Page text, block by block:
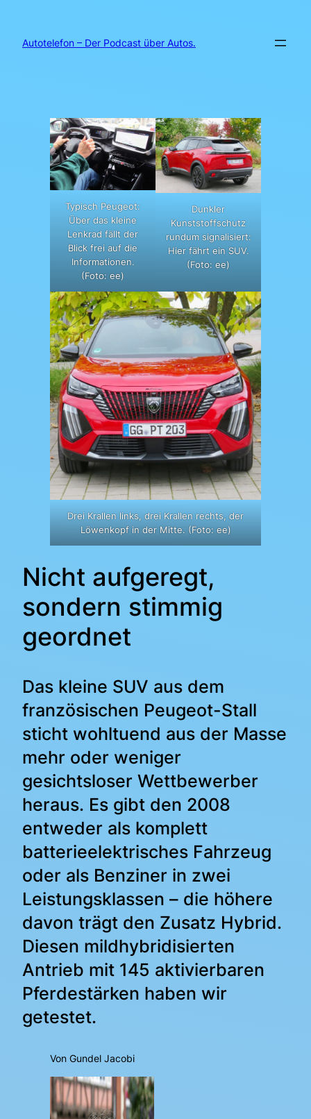
springen
Autotelefon – Der Podcast über Autos.
Typisch Peugeot:
Über das kleine
Lenkrad fällt der
Blick frei auf die
Informationen.
(Foto: ee)
Dunkler
Kunststoffschutz
rundum signalisiert:
Hier fährt ein SUV.
(Foto: ee)
Drei Krallen links, drei Krallen rechts, der
Löwenkopf in der Mitte. (Foto: ee)
Nicht aufgeregt,
sondern stimmig
geordnet
Das kleine SUV aus dem
französischen Peugeot-Stall
sticht wohltuend aus der Masse
mehr oder weniger
gesichtsloser Wettbewerber
heraus. Es gibt den 2008
entweder als komplett
batterieelektrisches Fahrzeug
oder als Benziner in zwei
Leistungsklassen – die höhere
davon trägt den Zusatz Hybrid.
Diesen mildhybridisierten
Antrieb mit 145 aktivierbaren
Pferdestärken haben wir
getestet.
Von Gundel Jacobi